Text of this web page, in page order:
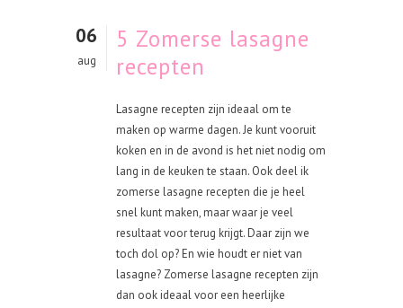
06
aug
5 Zomerse lasagne
recepten
Lasagne recepten zijn ideaal om te
maken op warme dagen. Je kunt vooruit
koken en in de avond is het niet nodig om
lang in de keuken te staan. Ook deel ik
zomerse lasagne recepten die je heel
snel kunt maken, maar waar je veel
resultaat voor terug krijgt. Daar zijn we
toch dol op? En wie houdt er niet van
lasagne? Zomerse lasagne recepten zijn
dan ook ideaal voor een heerlijke